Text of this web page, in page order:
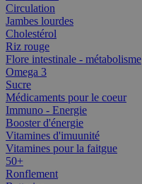
Circulation
Jambes lourdes
Cholestérol
Riz rouge
Flore intestinale - métabolisme
Omega 3
Sucre
Médicaments pour le coeur
Immuno - Energie
Booster d'énergie
Vitamines d'imuunité
Vitamines pour la faitgue
50+
Ronflement